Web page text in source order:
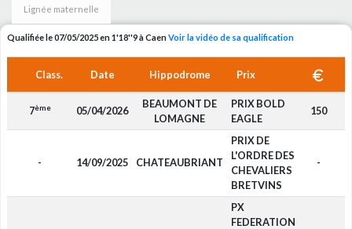
Lignée maternelle
Qualifiée le 07/05/2025 en 1'18''9 à CaenVoir la vidéo de sa qualification
Class. Date Hippodrome Prix
7ème 05/04/2026
BEAUMONT DE
LOMAGNE
PRIX BOLD
EAGLE
150
- 14/09/2025 CHATEAUBRIANT
PRIX DE
L'ORDRE DES
CHEVALIERS
BRETVINS
-
PX
FEDERATION